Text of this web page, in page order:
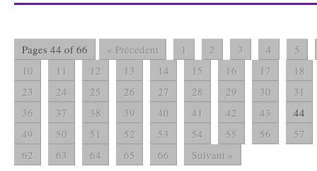
Pages 44 of 66 « Précédent 1 2 3 4
5
10
11 12 13 14 15 16 17
18
23
24 25 26 27 28 29 30
31
36
37 38 39 40 41 42 43
44
49
50 51 52 53 54 55 56
57
62
63 64 65 66 Suivant »